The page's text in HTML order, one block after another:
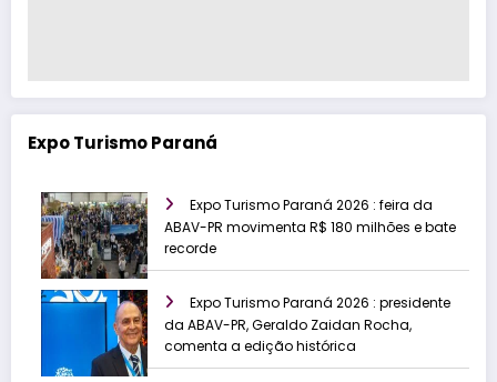
Expo Turismo Paraná
Expo Turismo Paraná 2026 : feira da
ABAV-PR movimenta R$ 180 milhões e bate
recorde
Expo Turismo Paraná 2026 : presidente
da ABAV-PR, Geraldo Zaidan Rocha,
comenta a edição histórica